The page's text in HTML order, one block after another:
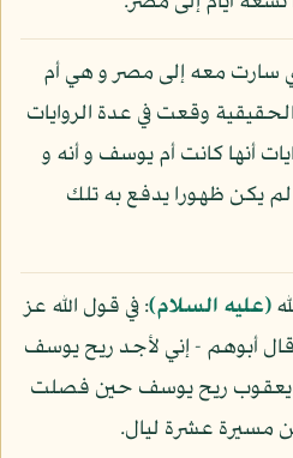
سارت معه إلى مصر و هي أم
وقعت في عدة الروايات
أنها كانت أم يوسف و أنه و
لم يكن ظهورا يدفع به تلك
(عليه السلام): في قول الله عز
أبوهم - إني لأجد ريح يوسف
يعقوب ريح يوسف حين فصلت
عشرة ليال.